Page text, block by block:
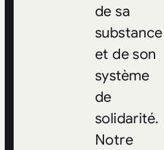
de sa
substance
et de son
système
de
solidarité.
Notre